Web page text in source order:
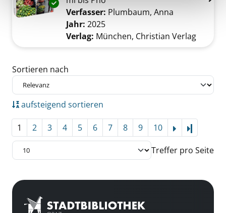
Exemplar-Details von Vieatnam vegan
Verfasser: Plumbaum, Anna
Jahr: 2025
Verlag: München, Christian Verlag
Zu den Suchfiltern springen
Sortieren nach
aufsteigend sortieren
1 2 3 4 5 6 7 8 9 10
Treffer pro Seite